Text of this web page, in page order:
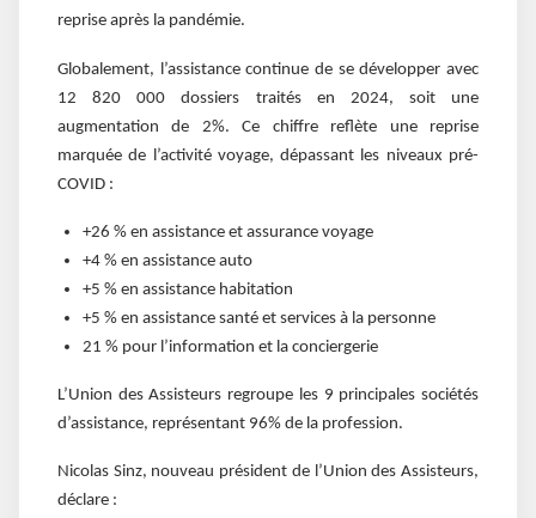
reprise après la pandémie.
Globalement, l’assistance continue de se développer avec
12 820 000 dossiers traités en 2024, soit une
augmentation de 2%. Ce chiffre reflète une reprise
marquée de l’activité voyage, dépassant les niveaux pré-
COVID :
+26 % en assistance et assurance voyage
+4 % en assistance auto
+5 % en assistance habitation
+5 % en assistance santé et services à la personne
21 % pour l’information et la conciergerie
L’Union des Assisteurs regroupe les 9 principales sociétés
d’assistance, représentant 96% de la profession.
Nicolas Sinz, nouveau président de l’Union des Assisteurs,
déclare :